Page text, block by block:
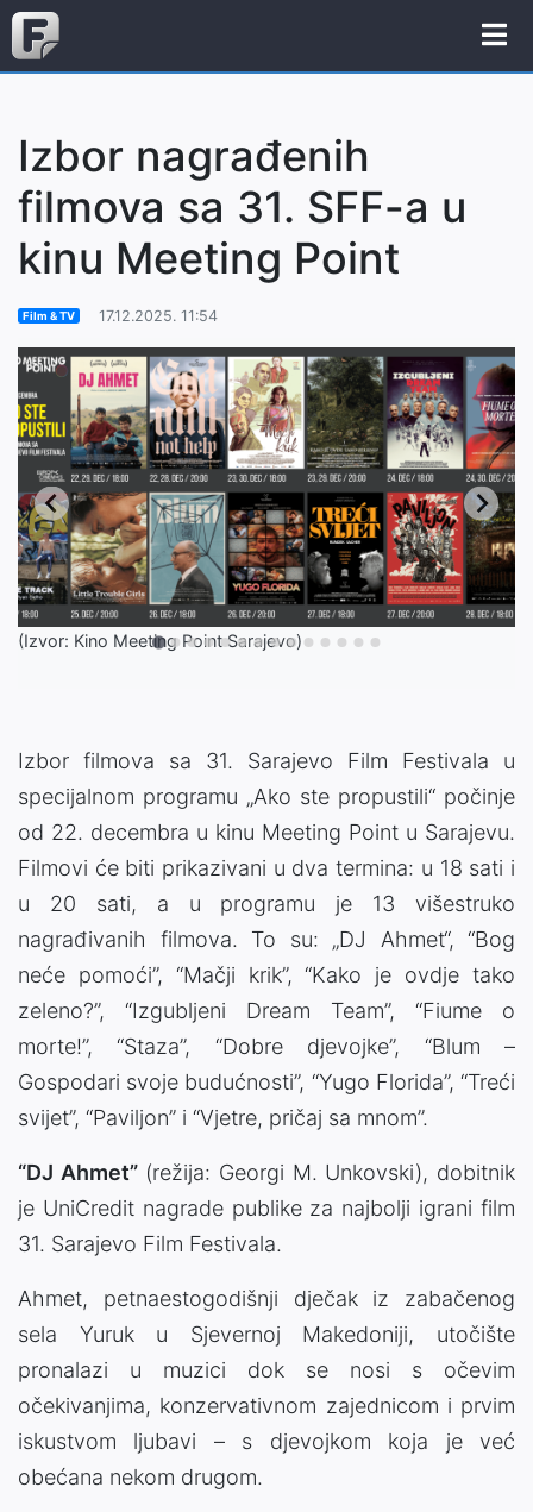
Izbor nagrađenih
filmova sa 31. SFF-a u
kinu Meeting Point
Film & TV 17.12.2025. 11:54
(Izvor: Kino Meeting Point Sarajevo)
Izbor filmova sa 31. Sarajevo Film Festivala u
specijalnom programu „Ako ste propustili“ počinje
od 22. decembra u kinu Meeting Point u Sarajevu.
Filmovi će biti prikazivani u dva termina: u 18 sati i
u 20 sati, a u programu je 13 višestruko
nagrađivanih filmova. To su: „DJ Ahmet“, “Bog
neće pomoći”, “Mačji krik”, “Kako je ovdje tako
zeleno?”, “Izgubljeni Dream Team”, “Fiume o
morte!”, “Staza”, “Dobre djevojke”, “Blum –
Gospodari svoje budućnosti”, “Yugo Florida”, “Treći
svijet”, “Paviljon” i “Vjetre, pričaj sa mnom”.
“DJ Ahmet”(režija: Georgi M. Unkovski), dobitnik
je UniCredit nagrade publike za najbolji igrani film
31. Sarajevo Film Festivala.
Ahmet, petnaestogodišnji dječak iz zabačenog
sela Yuruk u Sjevernoj Makedoniji, utočište
pronalazi u muzici dok se nosi s očevim
očekivanjima, konzervativnom zajednicom i prvim
iskustvom ljubavi – s djevojkom koja je već
obećana nekom drugom.